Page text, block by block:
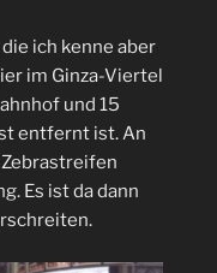
ich kenne aber
im Ginza-Viertel
und 15
entfernt ist. An
Es ist da dann